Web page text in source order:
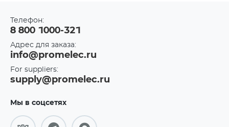
Телефон:
8 800 1000-321
Адрес для заказа:
info@promelec.ru
For suppliers:
supply@promelec.ru
Мы в соцсетях